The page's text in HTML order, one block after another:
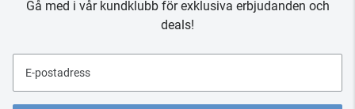
Gå med i vår kundklubb för exklusiva erbjudanden och
deals!
E-postadress